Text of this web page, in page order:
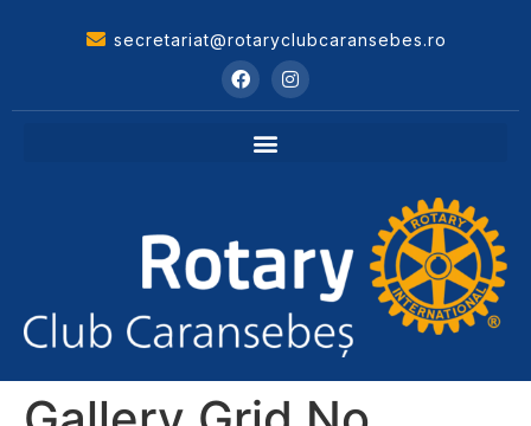
secretariat@rotaryclubcaransebes.ro